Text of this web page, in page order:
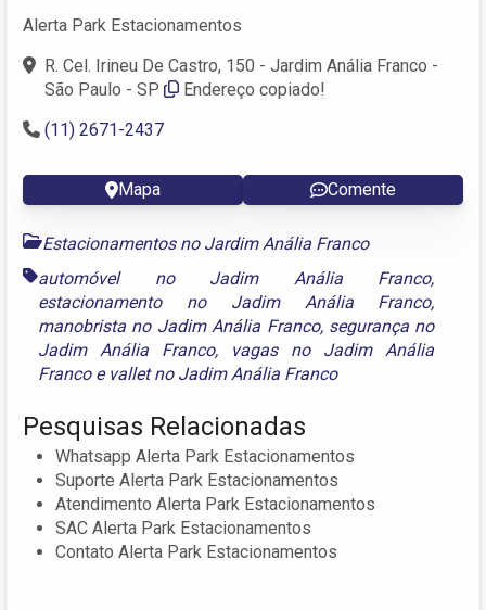
Alerta Park Estacionamentos
R. Cel. Irineu De Castro, 150 - Jardim Anália Franco -
São Paulo - SP
Endereço copiado!
(11) 2671-2437
Mapa Comente
Estacionamentos no Jardim Anália Franco
automóvel no Jadim Anália Franco,
estacionamento no Jadim Anália Franco,
manobrista no Jadim Anália Franco, segurança no
Jadim Anália Franco, vagas no Jadim Anália
Francoe vallet no Jadim Anália Franco
Pesquisas Relacionadas
Whatsapp Alerta Park Estacionamentos
Suporte Alerta Park Estacionamentos
Atendimento Alerta Park Estacionamentos
SAC Alerta Park Estacionamentos
Contato Alerta Park Estacionamentos